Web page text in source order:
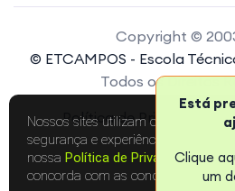
Copyright ©
© ETCAMPOS - Escola
Todos os Direitos
Política de Privacidade
Nossos sites utilizam cookies para
segurança e experiência online. Leia
nossa Política de Privacidade. Ao
concorda com as condições.
Está
Clique
um